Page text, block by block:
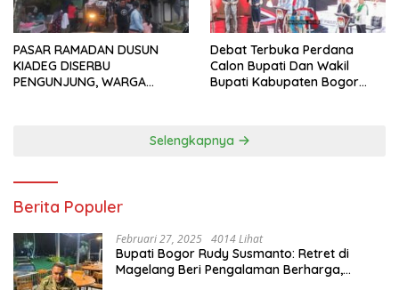
PASAR RAMADAN DUSUN
KIADEG DISERBU
PENGUNJUNG, WARGA
Debat Terbuka Perdana
Calon Bupati Dan Wakil
Bupati Kabupaten Bogor
Selengkapnya
Berita Populer
Februari 27, 2025 4014 Lihat
Bupati Bogor Rudy Susmanto: Retret di
Magelang Beri Pengalaman Berharga,